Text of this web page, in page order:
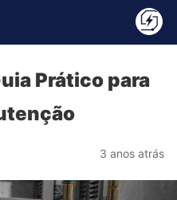
Prático para
3 anos atrás